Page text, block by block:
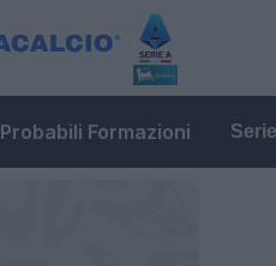
Probabili Formazioni